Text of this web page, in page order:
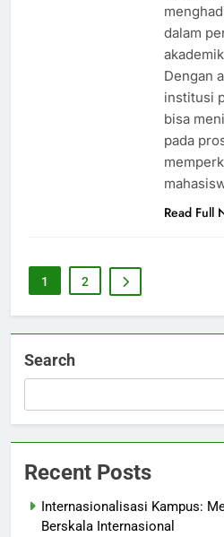
dalam
Dengan
institusi
bisa
pada
Read Full
1 2
Search
Recent Posts
Internasionalisasi Kampus:
Berskala Internasional